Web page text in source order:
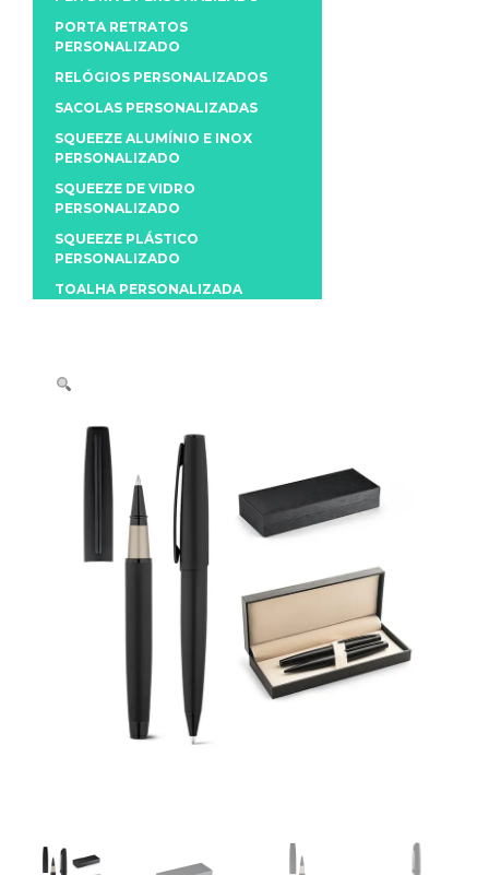
PORTA RETRATOS
PERSONALIZADO
RELÓGIOS PERSONALIZADOS
SACOLAS PERSONALIZADAS
SQUEEZE ALUMÍNIO E INOX
PERSONALIZADO
SQUEEZE DE VIDRO
PERSONALIZADO
SQUEEZE PLÁSTICO
PERSONALIZADO
TOALHA PERSONALIZADA